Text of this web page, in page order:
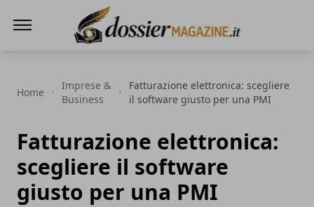
Home
Imprese &
Business
Fatturazione elettronica: scegliere
il software giusto per una PMI
Fatturazione elettronica:
scegliere il software
giusto per una PMI